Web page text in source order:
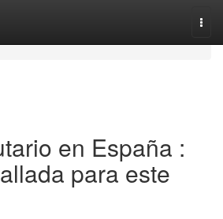
en España :
para este